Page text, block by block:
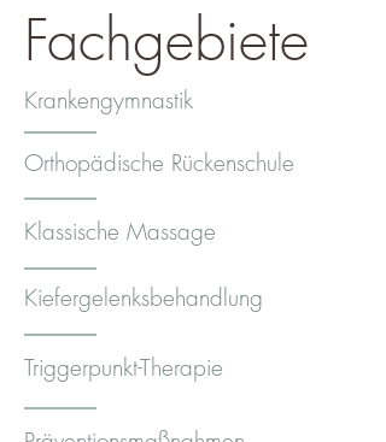
Klassische Massage
Krankengymnastik
Kiefergelenksbehandlung
Triggerpunkt-Therapie
Orthopädische Rückenschule
Fachgebiete